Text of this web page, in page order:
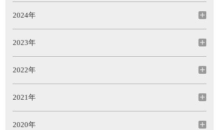
2024年
2023年
2022年
2021年
2020年